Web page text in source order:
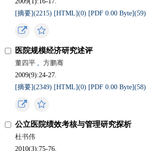
[摘要](2215) [HTML](0) [PDF 0.00 Byte](59)
医院规模经济研究述评
董四平 ,
方鹏骞
2009(9):24-27.
[摘要](2349) [HTML](0) [PDF 0.00 Byte](58)
公立医院绩效考核与管理研究探析
杜书伟
2010(3):75-76.